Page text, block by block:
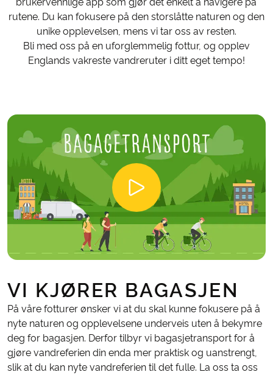
rutene. Du kan fokusere på den storslåtte naturen og den
unike opplevelsen, mens vi tar oss av resten.
Bli med oss på en uforglemmelig fottur, og opplev
Englands vakreste vandreruter i ditt eget tempo!
VI KJØRER BAGASJEN
På våre fotturer ønsker vi at du skal kunne fokusere på å
nyte naturen og opplevelsene underveis uten å bekymre
deg for bagasjen. Derfor tilbyr vi bagasjetransport for å
gjøre vandreferien din enda mer praktisk og uanstrengt,
slik at du kan nyte vandreferien til det fulle. La oss ta oss